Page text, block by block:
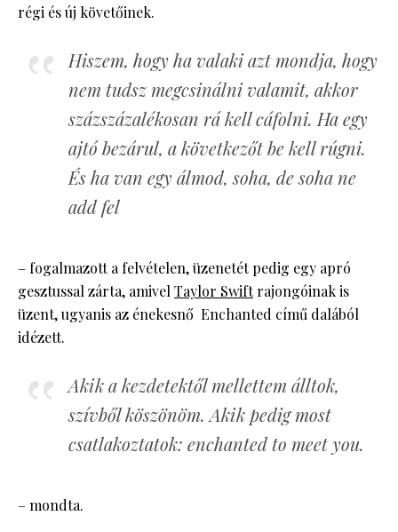
régi és új követőinek.
Hiszem, hogy ha valaki azt mondja, hogy
nem tudsz megcsinálni valamit, akkor
százszázalékosan rá kell cáfolni. Ha egy
ajtó bezárul, a következőt be kell rúgni.
És ha van egy álmod, soha, de soha ne
add fel
– fogalmazott a felvételen, üzenetét pedig egy apró
gesztussal zárta, amivelTaylor Swiftrajongóinak is
üzent, ugyanis az énekesnő Enchanted című dalából
idézett.
Akik a kezdetektől mellettem álltok,
szívből köszönöm. Akik pedig most
csatlakoztatok: enchanted to meet you.
– mondta.